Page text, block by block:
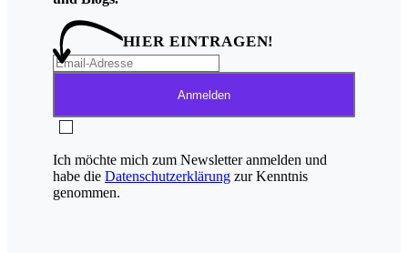
HIER EINTRAGEN!
Anmelden
Ich möchte mich zum Newsletter anmelden und
habe die Datenschutzerklärung zur Kenntnis
genommen.